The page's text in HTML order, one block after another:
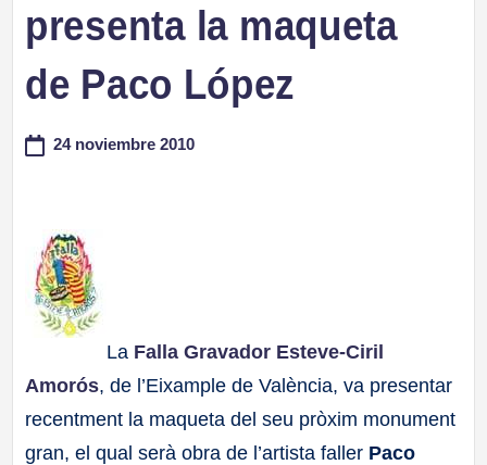
presenta la maqueta
de Paco López
24 noviembre 2010
La Falla Gravador Esteve-Ciril
Amorós, de l’Eixample de València, va presentar
recentment la maqueta del seu pròxim monument
gran, el qual serà obra de l’artista faller Paco